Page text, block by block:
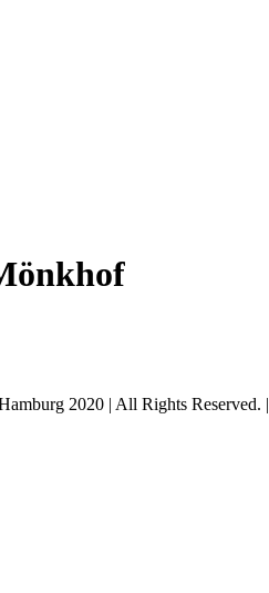
2020 | All Rights Reserved. |